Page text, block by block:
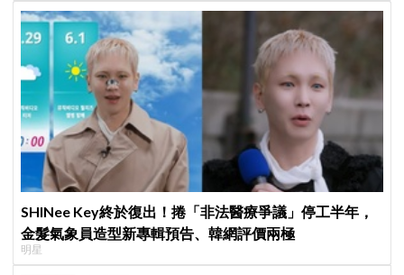
SHINee Key終於復出！捲「非法醫療爭議」停工半年，
金髮氣象員造型新專輯預告、韓網評價兩極
明星